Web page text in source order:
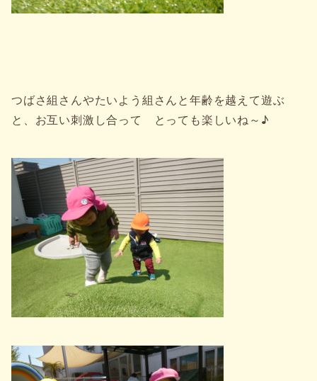
つばさ組さんやたいよう組さんと年齢を越えて遊ぶ
と、お互い刺激し合って とっても楽しいね～♪